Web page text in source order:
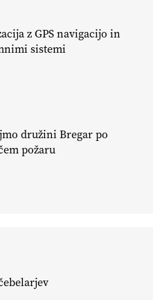
z GPS navigacijo in
sistemi
družini Bregar po
požaru